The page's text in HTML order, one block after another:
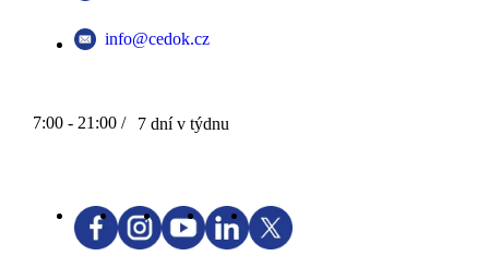
info@cedok.cz
7:00 - 21:00 / 7 dní v týdnu